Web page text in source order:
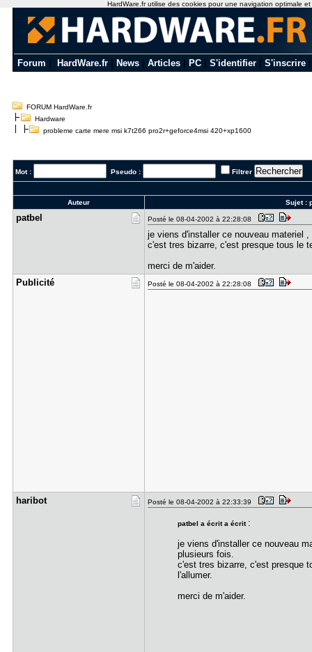
Forum HardWare.fr News Articles PC S'identifier S'inscrire
FORUM HardWare.fr
Hardware
probleme carte mere msi k7t266 pro2r+geforce4msi 420+xp1600
Mot : Pseudo : Filtrer
Auteur Sujet :
patbel Posté le 08-04-2002 à 22:28:08
je viens d'installer ce nouveau materiel
c'est tres bizarre, c'est presque tous le
merci de m'aider.
Publicité
Posté le 08-04-2002 à 22:28:08
haribot Posté le 08-04-2002 à 22:33:39
patbel a écrit a écrit :
je viens d'installer ce nouveau
plusieurs fois.
c'est tres bizarre, c'est presque
l'allumer.
merci de m'aider.
HardWare.fr utilise des cookies pour une navigation optimale